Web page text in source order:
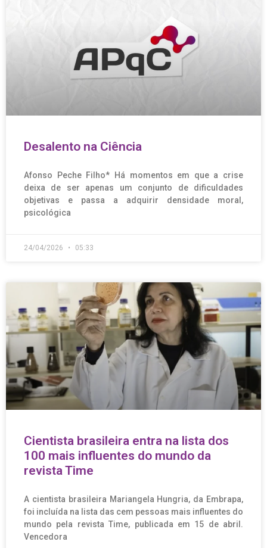
Desalento na Ciência
Afonso Peche Filho* Há momentos em que a crise
deixa de ser apenas um conjunto de dificuldades
objetivas e passa a adquirir densidade moral,
psicológica
24/04/2026 05:33
Cientista brasileira entra na lista dos
100 mais influentes do mundo da
revista Time
A cientista brasileira Mariangela Hungria, da Embrapa,
foi incluída na lista das cem pessoas mais influentes do
mundo pela revista Time, publicada em 15 de abril.
Vencedora